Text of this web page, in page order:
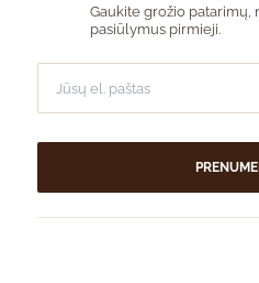
Gaukite grožio patarimų,
pasiūlymus pirmieji.